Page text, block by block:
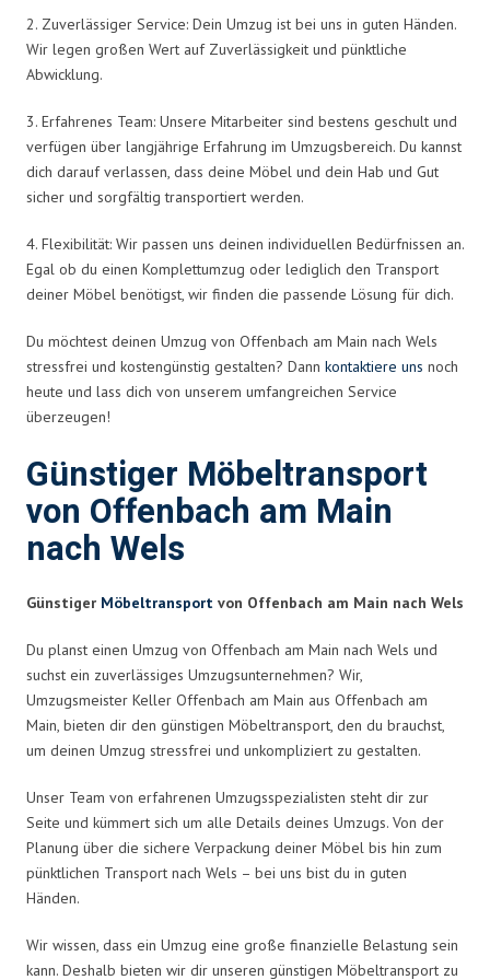
2. Zuverlässiger Service: Dein Umzug ist bei uns in guten Händen.
Wir legen großen Wert auf Zuverlässigkeit und pünktliche
Abwicklung.
3. Erfahrenes Team: Unsere Mitarbeiter sind bestens geschult und
verfügen über langjährige Erfahrung im Umzugsbereich. Du kannst
dich darauf verlassen, dass deine Möbel und dein Hab und Gut
sicher und sorgfältig transportiert werden.
4. Flexibilität: Wir passen uns deinen individuellen Bedürfnissen an.
Egal ob du einen Komplettumzug oder lediglich den Transport
deiner Möbel benötigst, wir finden die passende Lösung für dich.
Du möchtest deinen Umzug von Offenbach am Main nach Wels
stressfrei und kostengünstig gestalten? Dann kontaktiere uns noch
heute und lass dich von unserem umfangreichen Service
überzeugen!
Günstiger Möbeltransport
von Offenbach am Main
nach Wels
Günstiger Möbeltransport von Offenbach am Main nach Wels
Du planst einen Umzug von Offenbach am Main nach Wels und
suchst ein zuverlässiges Umzugsunternehmen? Wir,
Umzugsmeister Keller Offenbach am Main aus Offenbach am
Main, bieten dir den günstigen Möbeltransport, den du brauchst,
um deinen Umzug stressfrei und unkompliziert zu gestalten.
Unser Team von erfahrenen Umzugsspezialisten steht dir zur
Seite und kümmert sich um alle Details deines Umzugs. Von der
Planung über die sichere Verpackung deiner Möbel bis hin zum
pünktlichen Transport nach Wels – bei uns bist du in guten
Händen.
Wir wissen, dass ein Umzug eine große finanzielle Belastung sein
kann. Deshalb bieten wir dir unseren günstigen Möbeltransport zu